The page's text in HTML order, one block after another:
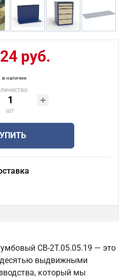
руб.
в наличии
шт
СВ-2Т.05.05.19 — это
десятью выдвижными
который мы